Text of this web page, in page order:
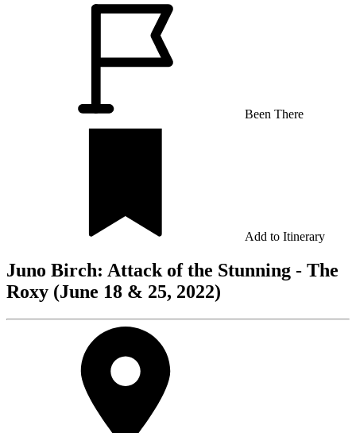
Been There
Add to Itinerary
Juno Birch: Attack of the Stunning - The
Roxy (June 18 & 25, 2022)